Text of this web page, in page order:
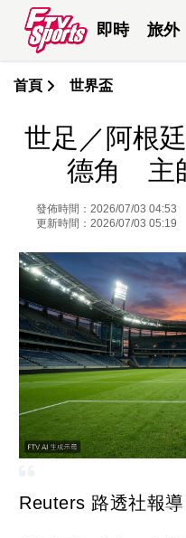
即時 旅外
首頁 世界盃
世足／阿根
德角 主
發佈時間：2026/07/03 04:53
更新時間：2026/07/03 05:19
Reuters 路透社報導